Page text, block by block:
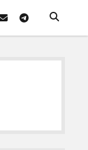
emailtelegram